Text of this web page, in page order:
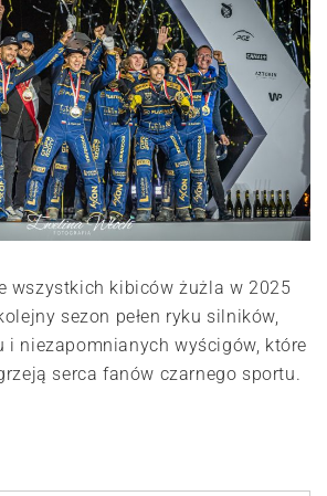
wszystkich kibiców żużla w 2025
sezon pełen ryku silników,
i niezapomnianych wyścigów, które
serca fanów czarnego sportu.